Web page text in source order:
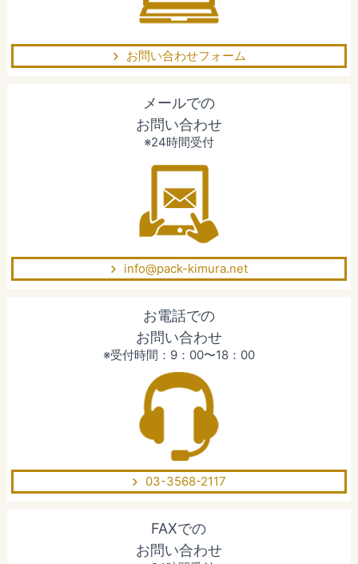
お問い合わせフォーム
メールでの
お問い合わせ
※24時間受付
info@pack-kimura.net
お電話での
お問い合わせ
※受付時間：9：00〜18：00
03-3568-2117
FAXでの
お問い合わせ